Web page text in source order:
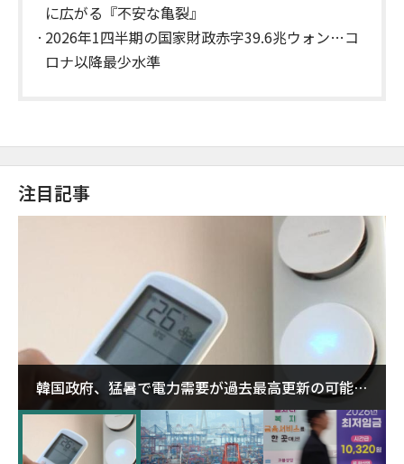
に広がる『不安な亀裂』
2026年1四半期の国家財政赤字39.6兆ウォン…コ
ロナ以降最少水準
注目記事
韓国政府、猛暑で電力需要が過去最高更新の可能性
に需給対応体制を点検